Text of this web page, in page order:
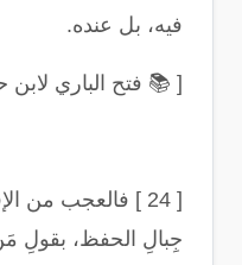
فيه، بل عنده.
[
📚 فتح الباري لابن حجر
[ 24 ]
فالعجب من
جِبالِ الحفظ، بقولِ